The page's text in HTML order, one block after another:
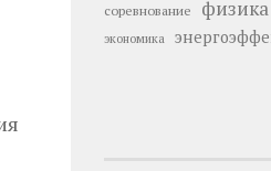
соревнование физика
экономика